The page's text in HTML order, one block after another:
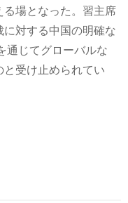
場となった。習主席
対する中国の明確な
通じてグローバルな
受け止められてい